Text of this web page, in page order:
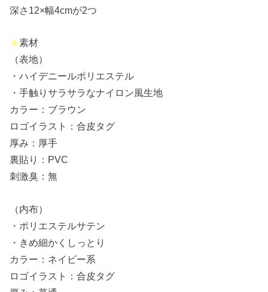
深さ12×幅4cmが2つ
★素材
（表地）
・ハイデニールポリエステル
・手触りサラサラなナイロン風生地
カラー：ブラウン
ロゴイラスト：合皮タグ
厚み：厚手
裏貼り：PVC
刺激臭：無
（内布）
・ポリエステルサテン
・きめ細かくしっとり
カラー：ネイビー系
ロゴイラスト：合皮タグ